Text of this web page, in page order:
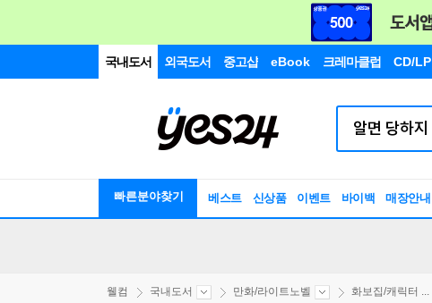
국내도서 외국도서 중고샵 eBook 크레마클럽 CD/LP
빠른분야찾기 베스트 신상품 이벤트 바이백 매장안내
웰컴 국내도서 만화/라이트노벨 화보집/캐릭터 ...